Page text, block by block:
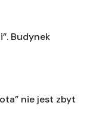
Budynek
nie jest zbyt